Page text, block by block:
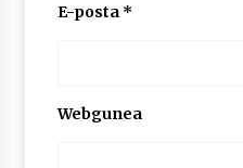
E-posta *
Webgunea